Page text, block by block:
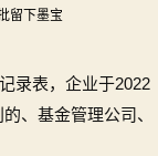
留下墨宝on
软
件
录表，企业于2022
、基金管理公司、